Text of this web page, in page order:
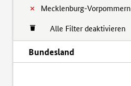
Mecklenburg-Vorpommern
Alle Filter deaktivieren
Bundesland